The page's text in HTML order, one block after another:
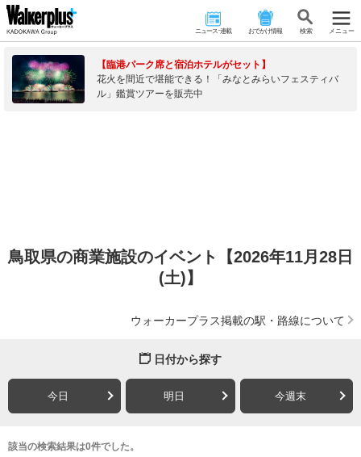
ニュース･連載 おでかけ情報 検 索 メニュー
【臨港パーク席と宿泊ホテルがセット】
花火を間近で堪能できる！「みなとみらいフェスティバ
ル」鑑賞ツアーを販売中
鳥取県の商業施設のイベント【2026年11月28日
(土)】
ウォーカープラス掲載の駅・路線について
日付から探す
今日 明日 今週末
該当の検索結果は0件でした。